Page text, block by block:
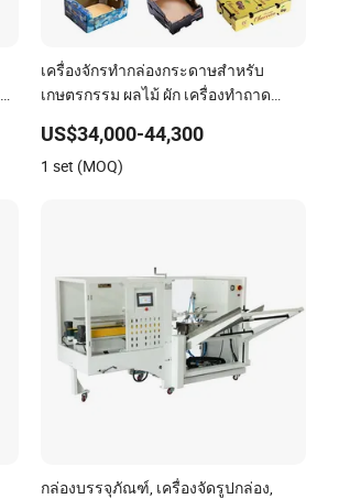
เครื่องจักรทำกล่องกระดาษสำหรับ
เกษตรกรรม ผลไม้ ผัก เครื่องทำถาด
US$34,000-44,300
1 set (MOQ)
กล่องบรรจุภัณฑ์, เครื่องจัดรูปกล่อง,